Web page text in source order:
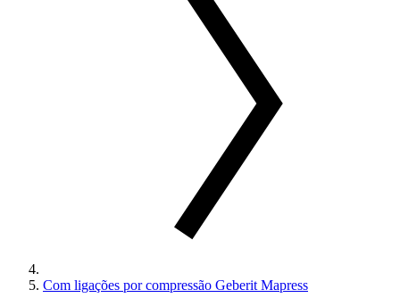
Com ligações por compressão Geberit Mapress